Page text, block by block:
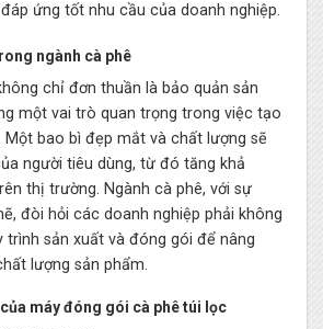
ứng tốt nhu cầu của doanh nghiệp.
ngành cà phê
chỉ đơn thuần là bảo quản sản
một vai trò quan trọng trong việc tạo
Một bao bì đẹp mắt và chất lượng sẽ
người tiêu dùng, từ đó tăng khả
thị trường. Ngành cà phê, với sự
đòi hỏi các doanh nghiệp phải không
trình sản xuất và đóng gói để nâng
lượng sản phẩm.
máy đóng gói cà phê túi lọc